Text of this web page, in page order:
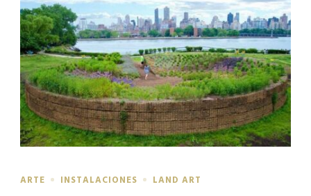
ARTE INSTALACIONES LAND ART